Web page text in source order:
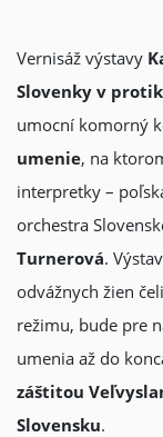
Vernisáž výstavy
Slovenky v
umocní komorný
umenie, na
interpretky –
orchestra
Turnerová.
odvážnych žien
režimu, bude pre
umenia až do
záštitou
Slovensku.